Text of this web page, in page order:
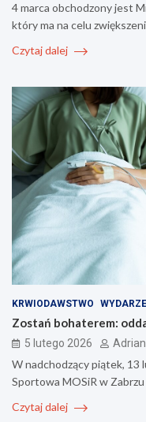
4 marca obchodzony jest
który ma na celu
Czytaj dalej
KRWIODAWSTWO
Zostań bohaterem:
5 lutego 2026
W nadchodzący piątek, 13
Sportowa MOSiR w
Czytaj dalej